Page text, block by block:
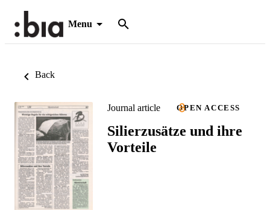
Menu
Back
Journal article OPEN ACCESS
Silierzusätze und ihre
Vorteile